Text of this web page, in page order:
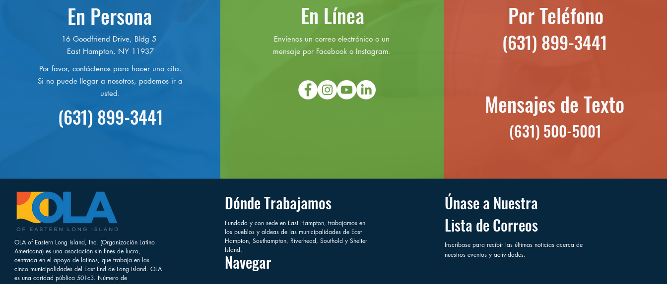
En Persona
16 Goodfriend Drive, Bldg 5
East Hampton, NY 11937
Por favor, contáctenos para hacer una cita.
Si no puede llegar a nosotros, podemos ir a
usted.
(631) 899-3441
En Línea
Envíenos un correo electrónico o un
mensaje por Facebook o Instagram.
Por Teléfono
(631) 899-3441
Mensajes de Texto
(631) 500-5001
OLA of Eastern Long Island, Inc. (Organización Latino
Americana) es una asociación sin fines de lucro,
centrada en el apoyo de latinos, que trabaja en las
cinco municipalidades del East End de Long Island. OLA
es una caridad pública 501c3. Número de
Navegar
Dónde Trabajamos
Fundada y con sede en East Hampton, trabajamos en
los pueblos y aldeas de las municipalidades de East
Hampton, Southampton, Riverhead, Southold y Shelter
Island.
Únase a Nuestra
Lista de Correos
Inscríbase para recibir las últimas noticias acerca de
nuestros eventos y actividades.